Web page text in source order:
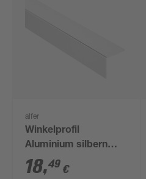
alfer
Winkelprofil
Aluminium silbern
2500 x 15 x 15 mm
18,49 €